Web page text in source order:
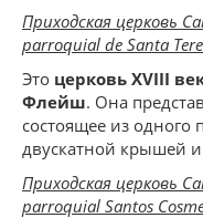
Приходская церковь
parroquial de Santa
Это церковь XVIII
Флейш. Она
состоящее из одного
двускатной крышей
Приходская церковь
parroquial Santos